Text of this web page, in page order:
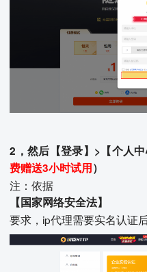
2，然后【登录】>【个人
费赠送3小时试用）
注：依据
【国家网络安全法】
要求，ip代理需要实名认证